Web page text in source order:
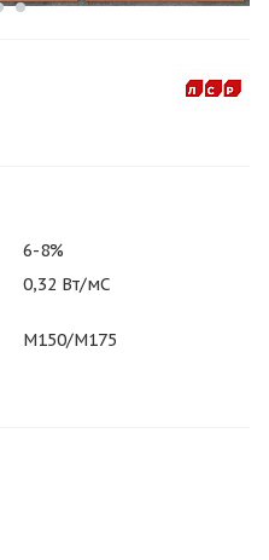
6-8%
0,32 Вт/мС
М150/M175